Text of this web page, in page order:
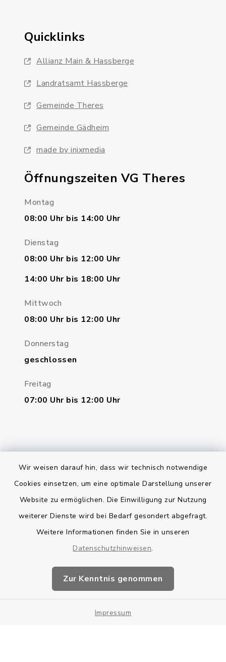
Wir weisen darauf hin, dass wir technisch notwendige
Cookies einsetzen, um eine optimale Darstellung unserer
Website zu ermöglichen. Die Einwilligung zur Nutzung
weiterer Dienste wird bei Bedarf gesondert abgefragt.
Weitere Informationen finden Sie in unseren
Datenschutzhinweisen.
Zur Kenntnis genommen
Impressum
Quicklinks
Allianz Main & Hassberge
Landratsamt Hassberge
Gemeinde Theres
Gemeinde Gädheim
made by inixmedia
Öffnungszeiten VG Theres
Montag
08:00 Uhr bis 14:00 Uhr
Dienstag
08:00 Uhr bis 12:00 Uhr
14:00 Uhr bis 18:00 Uhr
Mittwoch
08:00 Uhr bis 12:00 Uhr
Donnerstag
geschlossen
Freitag
07:00 Uhr bis 12:00 Uhr
Bankverbindung
Barrierefreiheit
Impressum
Sitemap